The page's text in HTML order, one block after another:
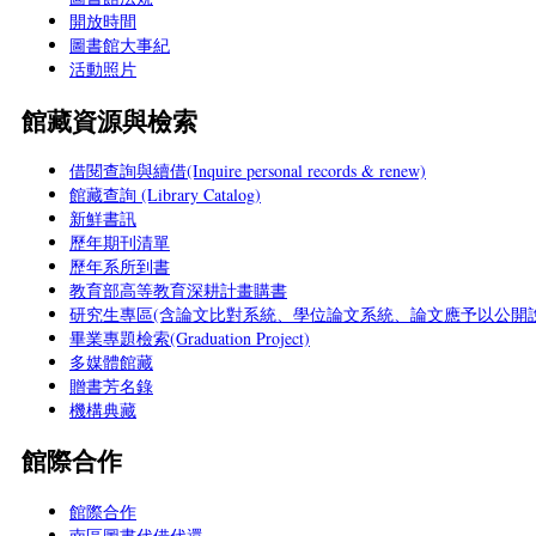
開放時間
圖書館大事紀
活動照片
館藏資源與檢索
借閱查詢與續借(Inquire personal records & renew)
館藏查詢 (Library Catalog)
新鮮書訊
歷年期刊清單
歷年系所到書
教育部高等教育深耕計畫購書
研究生專區(含論文比對系統、學位論文系統、論文應予以公開
畢業專題檢索(Graduation Project)
多媒體館藏
贈書芳名錄
機構典藏
館際合作
館際合作